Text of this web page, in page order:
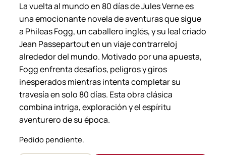
La vuelta al mundo en 80 días de Jules Verne es
una emocionante novela de aventuras que sigue
a Phileas Fogg, un caballero inglés, y su leal criado
Jean Passepartout en un viaje contrarreloj
alrededor del mundo. Motivado por una apuesta,
Fogg enfrenta desafíos, peligros y giros
inesperados mientras intenta completar su
travesía en solo 80 días. Esta obra clásica
combina intriga, exploración y el espíritu
aventurero de su época.
Pedido pendiente.